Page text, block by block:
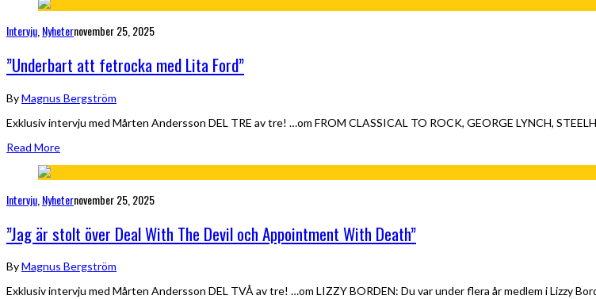
Intervju Nyheternovember 25, 2025
”Underbart att fetrocka med Lita Ford”
ByMagnus Bergström
Exklusiv intervju med Mårten Andersson DEL TRE av tre! …om FROM CLASSICAL TO ROCK, GEORGE LYNCH,
Read More
Intervju Nyheternovember 25, 2025
”Jag är stolt över Deal With The Devil och Appointment With Death”
ByMagnus Bergström
Exklusiv intervju med Mårten Andersson DEL TVÅ av tre! …om LIZZY BORDEN: Du var under flera år medlem i Lizzy